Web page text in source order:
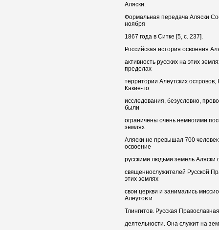
Аляски.
Формальная передача Аляски
ноября
1867 года в Ситке [5, с. 237].
Российская история освоения
активность русских на этих
пределах
территории Алеутских
Какие-то
исследования, безусловно,
были
ограничены очень немногими
землях
Аляски не превышал 700
освоение
русскими людьми земель Аляски
священнослужителей Русской
этих землях
свои церкви и занимались
Алеутов и
Тлингитов. Русская
деятельности. Она служит на